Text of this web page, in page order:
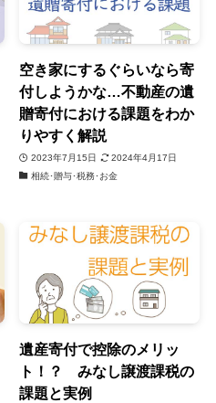
空き家にするぐらいなら寄
付しようかな…不動産の遺
贈寄付における課題をわか
りやすく解説
2023年7月15日
2024年4月17日
相続･贈与･税務･お金
遺産寄付で控除のメリッ
ト！？ みなし譲渡課税の
課題と実例